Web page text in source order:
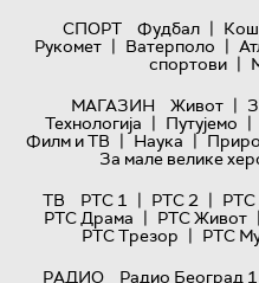
СПОРТ
Фудбал |
Рукомет | Ватерполо |
спортови |
МАГАЗИН
Живот |
Технологијa | Путујемо |
Филм и ТВ | Наука |
За мале велике
ТВ
РТС 1 | РТС 2 | РТС
РТС Драма | РТС Живот |
РТС Трезор | РТС
РАДИО
Радио Београд 1